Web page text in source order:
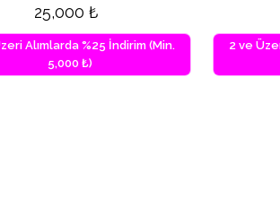
25,000 ₺
Alımlarda %25 İndirim (Min.
5,000 ₺)
2 ve